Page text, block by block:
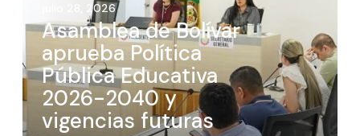
julio 28, 2026
Asamblea de Bolívar
aprueba Política
Pública Educativa
2026-2040 y
vigencias futuras